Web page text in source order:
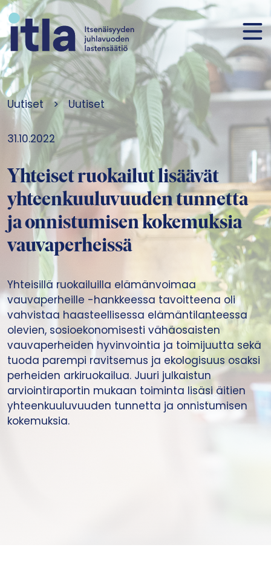
Siirry sisältöön
Uutiset > Uutiset
31.10.2022
Yhteiset ruokailut lisäävät
yhteenkuuluvuuden tunnetta
ja onnistumisen kokemuksia
vauvaperheissä
Yhteisillä ruokailuilla elämänvoimaa
vauvaperheille -hankkeessa tavoitteena oli
vahvistaa haasteellisessa elämäntilanteessa
olevien, sosioekonomisesti vähäosaisten
vauvaperheiden hyvinvointia ja toimijuutta sekä
tuoda parempi ravitsemus ja ekologisuus osaksi
perheiden arkiruokailua. Juuri julkaistun
arviointiraportin mukaan toiminta lisäsi äitien
yhteenkuuluvuuden tunnetta ja onnistumisen
kokemuksia.